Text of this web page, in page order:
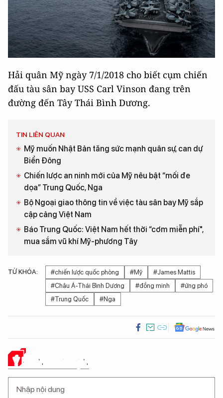
Hải quân Mỹ ngày 7/1/2018 cho biết cụm chiến
đấu tàu sân bay USS Carl Vinson đang trên
đường đến Tây Thái Bình Dương.
TIN LIÊN QUAN
Mỹ muốn Nhật Bản tăng sức mạnh quân sự, can dự
Biển Đông
Chiến lược an ninh mới của Mỹ nêu bật “mối đe
dọa” Trung Quốc, Nga
Bộ Ngoại giao thông tin về việc tàu sân bay Mỹ sắp
cập cảng Việt Nam
Báo Trung Quốc: Việt Nam hết thời “cơm miễn phí",
mua sắm vũ khí Mỹ-phương Tây
TỪ KHÓA: #chiến lược quốc phòng #Mỹ
#James Mattis
#Châu Á-Thái Bình Dương
#đồng minh
#ứng phó
#Trung Quốc
#Nga
Ý KIẾN CỦA BẠN